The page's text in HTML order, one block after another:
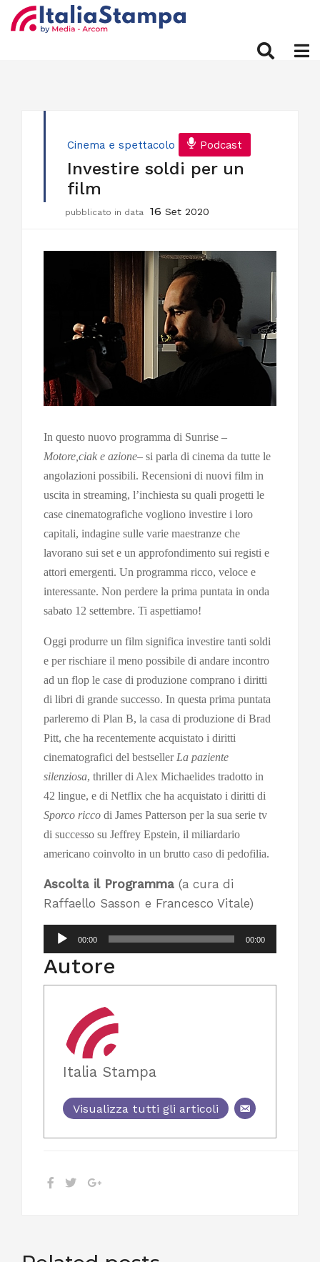
Cinema e spettacolo Podcast
Investire soldi per un
film
pubblicato in data 16 Set 2020
In questo nuovo programma di Sunrise –
Motore,ciak e azione– si parla di cinema da tutte le
angolazioni possibili. Recensioni di nuovi film in
uscita in streaming, l’inchiesta su quali progetti le
case cinematografiche vogliono investire i loro
capitali, indagine sulle varie maestranze che
lavorano sui set e un approfondimento sui registi e
attori emergenti. Un programma ricco, veloce e
interessante. Non perdere la prima puntata in onda
sabato 12 settembre. Ti aspettiamo!
Oggi produrre un film significa investire tanti soldi
e per rischiare il meno possibile di andare incontro
ad un flop le case di produzione comprano i diritti
di libri di grande successo. In questa prima puntata
parleremo di Plan B, la casa di produzione di Brad
Pitt, che ha recentemente acquistato i diritti
cinematografici del bestseller La paziente
silenziosa, thriller di Alex Michaelides tradotto in
42 lingue, e di Netflix che ha acquistato i diritti di
Sporco ricco di James Patterson per la sua serie tv
di successo su Jeffrey Epstein, il miliardario
americano coinvolto in un brutto caso di pedofilia.
Ascolta il Programma (a cura di
Raffaello Sasson e Francesco Vitale)
Audio
Player
00:00 00:00
Autore
Italia Stampa
Visualizza tutti gli articoli